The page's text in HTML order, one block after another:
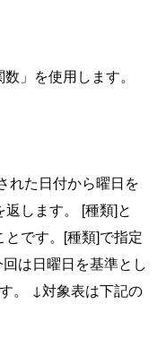
」を使用します。
れた日付から曜日を
します。 [種類]と
です。[種類]で指定
は日曜日を基準とし
。 ↓対象表は下記の